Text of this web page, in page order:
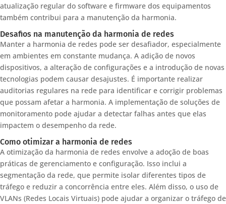
atualização regular do software e firmware dos equipamentos
também contribui para a manutenção da harmonia.
Desafios na manutenção da harmonia de redes
Manter a harmonia de redes pode ser desafiador, especialmente
em ambientes em constante mudança. A adição de novos
dispositivos, a alteração de configurações e a introdução de novas
tecnologias podem causar desajustes. É importante realizar
auditorias regulares na rede para identificar e corrigir problemas
que possam afetar a harmonia. A implementação de soluções de
monitoramento pode ajudar a detectar falhas antes que elas
impactem o desempenho da rede.
Como otimizar a harmonia de redes
A otimização da harmonia de redes envolve a adoção de boas
práticas de gerenciamento e configuração. Isso inclui a
segmentação da rede, que permite isolar diferentes tipos de
tráfego e reduzir a concorrência entre eles. Além disso, o uso de
VLANs (Redes Locais Virtuais) pode ajudar a organizar o tráfego de